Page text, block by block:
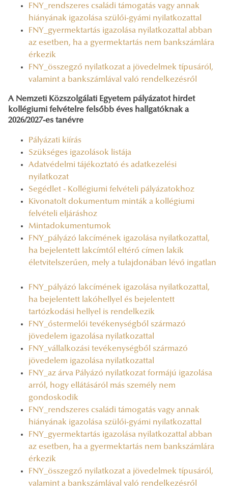
FNY_rendszeres családi támogatás vagy annak
hiányának igazolása szülői-gyámi nyilatkozattal
FNY_gyermektartás igazolása nyilatkozattal abban
az esetben, ha a gyermektartás nem bankszámlára
érkezik
FNY_összegző nyilatkozat a jövedelmek típusáról,
valamint a bankszámlával való rendelkezésről
A Nemzeti Közszolgálati Egyetem pályázatot hirdet
kollégiumi felvételre felsőbb éves hallgatóknak a
2026/2027-es tanévre
Pályázati kiírás
Szükséges igazolások listája
Adatvédelmi tájékoztató és adatkezelési
nyilatkozat
Segédlet - Kollégiumi felvételi pályázatokhoz
Kivonatolt dokumentum minták a kollégiumi
felvételi eljáráshoz
Mintadokumentumok
FNY_pályázó lakcímének igazolása nyilatkozattal,
ha bejelentett lakcímtől eltérő címen lakik
életvitelszerűen, mely a tulajdonában lévő ingatlan
FNY_pályázó lakcímének igazolása nyilatkozattal,
ha bejelentett lakóhellyel és bejelentett
tartózkodási hellyel is rendelkezik
FNY_őstermelői tevékenységből származó
jövedelem igazolása nyilatkozattal
FNY_vállalkozási tevékenységből származó
jövedelem igazolása nyilatkozattal
FNY_az árva Pályázó nyilatkozat formájú igazolása
arról, hogy ellátásáról más személy nem
gondoskodik
FNY_rendszeres családi támogatás vagy annak
hiányának igazolása szülői-gyámi nyilatkozattal
FNY_gyermektartás igazolása nyilatkozattal abban
az esetben, ha a gyermektartás nem bankszámlára
érkezik
FNY_összegző nyilatkozat a jövedelmek típusáról,
valamint a bankszámlával való rendelkezésről